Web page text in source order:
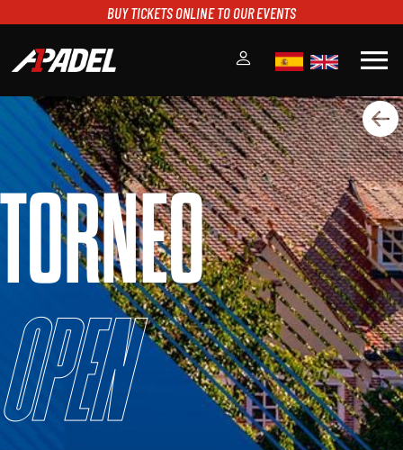
BUY TICKETS ONLINE TO OUR EVENTS
menu
A1PADEL
RANKING
CALENDARIO
TORNEOS
NOTICIAS
MULTIMEDIA
SCOREBOARD
STREAMING
TORNEO
Open